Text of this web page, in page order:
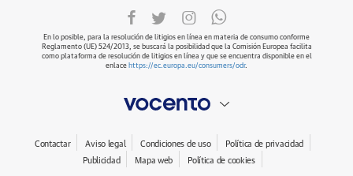
En lo posible, para la resolución de litigios en línea en materia de consumo conforme
Reglamento (UE) 524/2013, se buscará la posibilidad que la Comisión Europea facilita
como plataforma de resolución de litigios en línea y que se encuentra disponible en el
enlace https://ec.europa.eu/consumers/odr.
Contactar Aviso legal Condiciones de uso
Política de privacidad
Publicidad
Mapa web Política de cookies